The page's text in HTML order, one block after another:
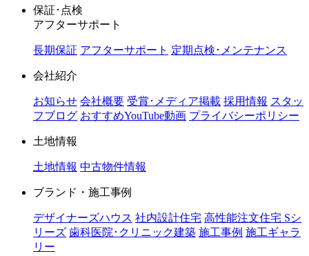
保証･点検
アフターサポート
長期保証 アフターサポート 定期点検･メンテナンス
会社紹介
お知らせ 会社概要 受賞･メディア掲載 採用情報 スタッ
フブログ おすすめYouTube動画 プライバシーポリシー
土地情報
土地情報 中古物件情報
ブランド・施工事例
デザイナーズハウス 社内設計住宅 高性能注文住宅 Sシ
リーズ 歯科医院･クリニック建築 施工事例 施工ギャラ
リー